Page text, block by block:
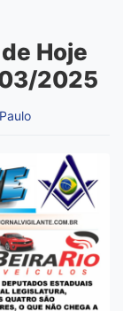
Hoje
2025